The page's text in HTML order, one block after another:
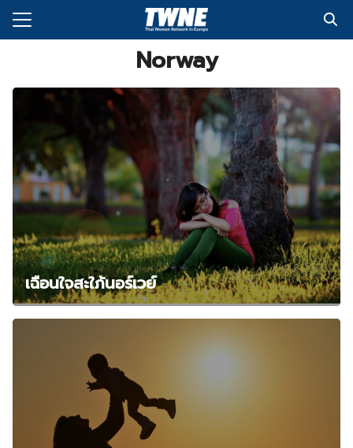
Skip
รา
Norway
เฉือนใจสะใภ้นอร์เวย์